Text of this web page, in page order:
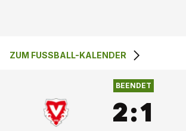
2 :1
ZUM FUSSBALL-KALENDER
BEENDET
2:1